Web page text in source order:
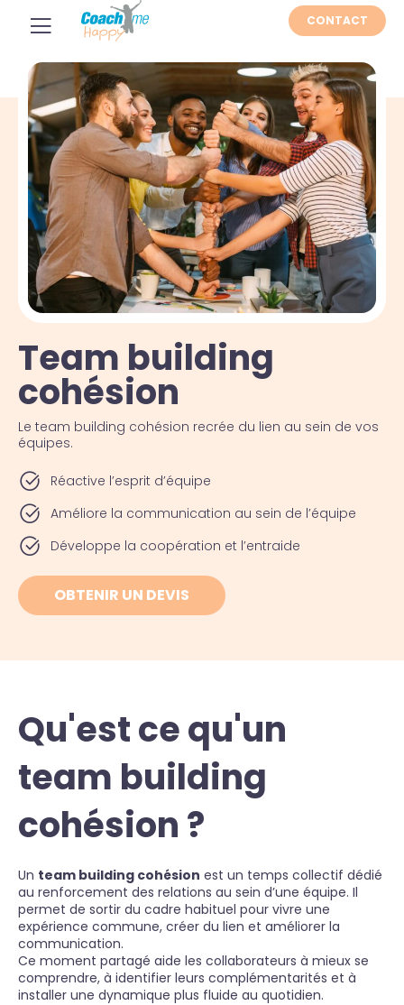
CONTACT
Team building
cohésion
Le team building cohésion recrée du lien au sein de vos
équipes.
Réactive l’esprit d’équipe
Améliore la communication au sein de l’équipe
Développe la coopération et l’entraide
OBTENIR UN DEVIS
Qu'est ce qu'un
team building
cohésion ?
Un team building cohésion est un temps collectif dédié
au renforcement des relations au sein d’une équipe. Il
permet de sortir du cadre habituel pour vivre une
expérience commune, créer du lien et améliorer la
communication.
Ce moment partagé aide les collaborateurs à mieux se
comprendre, à identifier leurs complémentarités et à
installer une dynamique plus fluide au quotidien.